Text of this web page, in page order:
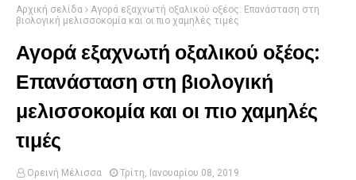
Αρχική σελίδα
Αγορά εξαχνωτή οξαλικού οξέος: Επανάσταση στη
βιολογική μελισσοκομία και οι πιο χαμηλές τιμές
Αγορά εξαχνωτή οξαλικού οξέος:
Επανάσταση στη βιολογική
μελισσοκομία και οι πιο χαμηλές
τιμές
Ορεινή Μέλισσα Τρίτη, Ιανουαρίου 08, 2019